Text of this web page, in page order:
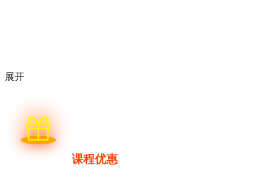
展开
课程优惠